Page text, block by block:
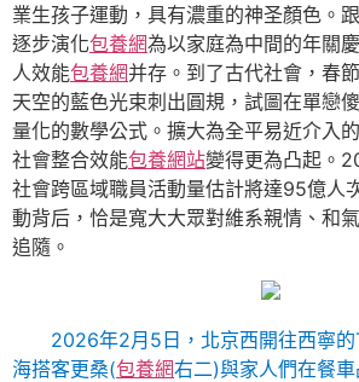
業生孩子運動，具有濃重的神圣顏色。
逐步演化包養網為以家庭為中間的年關
人效能包養網并存。到了古代社會，春
天空的藍色光束刺出圓規，試圖在單戀
量化的數學公式。擴大為全平易近介入
社會整合效能包養網站變得更為凸起。
社會跨區域職員活動量估計將達95億人
動背后，恰是寬大大眾對維系親情、和
追隨。
2026年2月5日，北京西開往西寧
海搭客更桑(包養網右二)與家人們在餐